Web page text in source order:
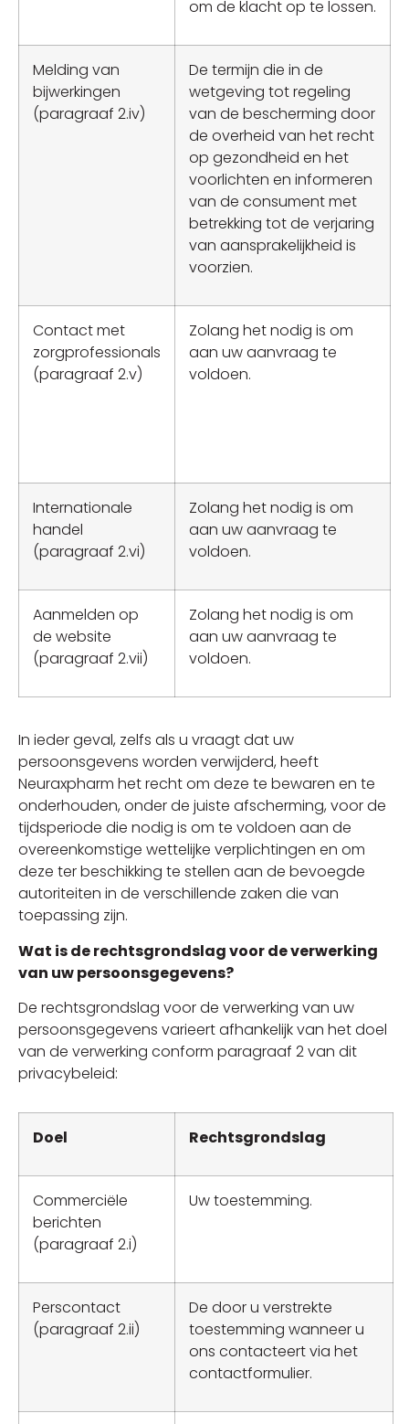
om de klacht op te lossen.
Melding van
bijwerkingen
(paragraaf 2.iv)
De termijn die in de
wetgeving tot regeling
van de bescherming door
de overheid van het recht
op gezondheid en het
voorlichten en informeren
van de consument met
betrekking tot de verjaring
van aansprakelijkheid is
voorzien.
Contact met
zorgprofessionals
(paragraaf 2.v)
Zolang het nodig is om
aan uw aanvraag te
voldoen.
Internationale
handel
(paragraaf 2.vi)
Zolang het nodig is om
aan uw aanvraag te
voldoen.
Aanmelden op
de website
(paragraaf 2.vii)
Zolang het nodig is om
aan uw aanvraag te
voldoen.
In ieder geval, zelfs als u vraagt dat uw
persoonsgevens worden verwijderd, heeft
Neuraxpharm het recht om deze te bewaren en te
onderhouden, onder de juiste afscherming, voor de
tijdsperiode die nodig is om te voldoen aan de
overeenkomstige wettelijke verplichtingen en om
deze ter beschikking te stellen aan de bevoegde
autoriteiten in de verschillende zaken die van
toepassing zijn.
Wat is de rechtsgrondslag voor de verwerking
van uw persoonsgegevens?
De rechtsgrondslag voor de verwerking van uw
persoonsgegevens varieert afhankelijk van het doel
van de verwerking conform paragraaf 2 van dit
privacybeleid:
Doel Rechtsgrondslag
Commerciële
berichten
(paragraaf 2.i)
Uw toestemming.
Perscontact
(paragraaf 2.ii)
De door u verstrekte
toestemming wanneer u
ons contacteert via het
contactformulier.